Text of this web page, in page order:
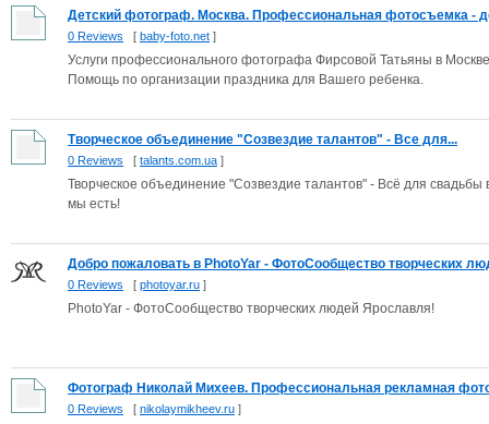
Детский фотограф. Москва. Профессиональная фотосъемка -
0 Reviews [ baby-foto.net ]
Услуги профессионального фотографа Фирсовой Татьяны в
Помощь по организации праздника для Вашего ребенка.
Творческое объединение "Созвездие талантов" - Все для...
0 Reviews [ talants.com.ua ]
Творческое объединение "Созвездие талантов" - Всё для
мы есть!
Добро пожаловать в PhotoYar - ФотоСообщество творческих
0 Reviews [ photoyar.ru ]
PhotoYar - ФотоСообщество творческих людей Ярославля!
Фотограф Николай Михеев. Профессиональная рекламная
0 Reviews [ nikolaymikheev.ru ]